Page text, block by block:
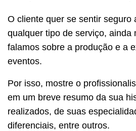
O cliente quer se sentir seguro
qualquer tipo de serviço, ainda
falamos sobre a produção e a
eventos.
Por isso, mostre o
em um breve resumo da sua
realizados, de suas
diferenciais, entre outros.